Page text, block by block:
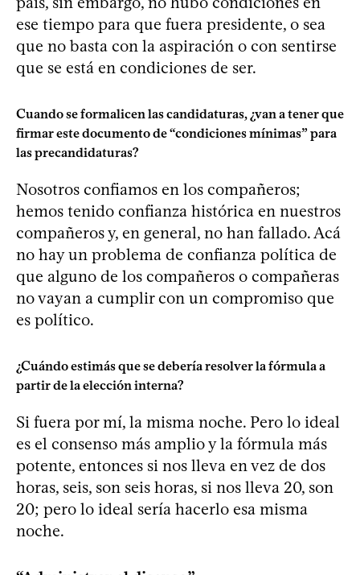
ese tiempo para que fuera presidente, o sea
que no basta con la aspiración o con sentirse
que se está en condiciones de ser.
Cuando se formalicen las candidaturas, ¿van a tener que
firmar este documento de “condiciones mínimas” para
las precandidaturas?
Nosotros confiamos en los compañeros;
hemos tenido confianza histórica en nuestros
compañeros y, en general, no han fallado. Acá
no hay un problema de confianza política de
que alguno de los compañeros o compañeras
no vayan a cumplir con un compromiso que
es político.
¿Cuándo estimás que se debería resolver la fórmula a
partir de la elección interna?
Si fuera por mí, la misma noche. Pero lo ideal
es el consenso más amplio y la fórmula más
potente, entonces si nos lleva en vez de dos
horas, seis, son seis horas, si nos lleva 20, son
20; pero lo ideal sería hacerlo esa misma
noche.